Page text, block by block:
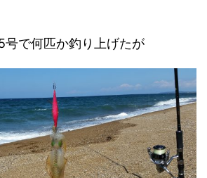
号で何匹か釣り上げたが